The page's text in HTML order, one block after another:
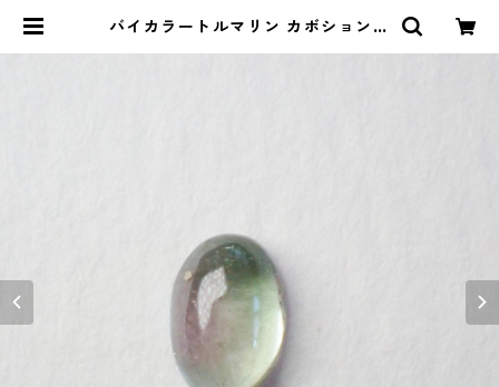
バイカラートルマリン カボションル